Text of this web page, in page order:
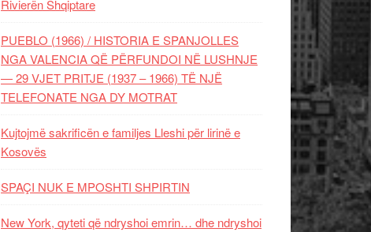
Rivierën Shqiptare
PUEBLO (1966) / HISTORIA E SPANJOLLES
NGA VALENCIA QË PËRFUNDOI NË LUSHNJE
— 29 VJET PRITJE (1937 – 1966) TË NJË
TELEFONATE NGA DY MOTRAT
Kujtojmë sakrificën e familjes Lleshi për lirinë e
Kosovës
SPAÇI NUK E MPOSHTI SHPIRTIN
New York, qyteti që ndryshoi emrin… dhe ndryshoi